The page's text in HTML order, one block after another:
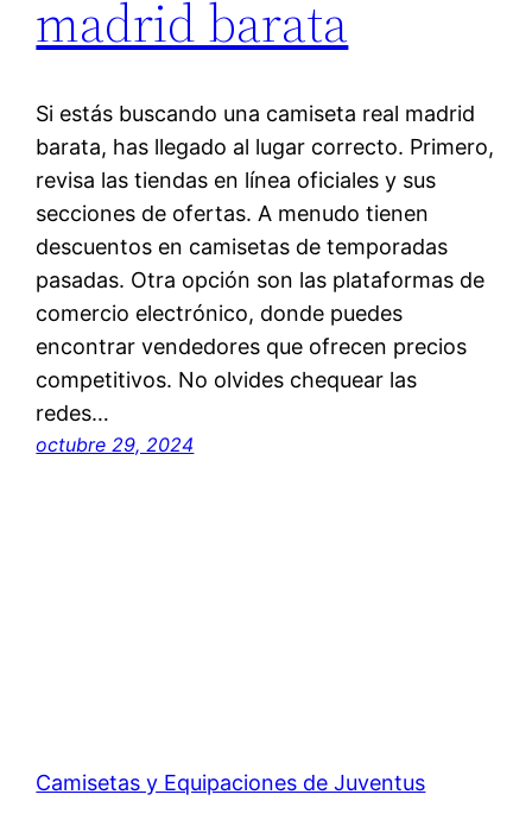
madrid barata
Si estás buscando una camiseta real madrid
barata, has llegado al lugar correcto. Primero,
revisa las tiendas en línea oficiales y sus
secciones de ofertas. A menudo tienen
descuentos en camisetas de temporadas
pasadas. Otra opción son las plataformas de
comercio electrónico, donde puedes
encontrar vendedores que ofrecen precios
competitivos. No olvides chequear las
redes…
octubre 29, 2024
Camisetas y Equipaciones de Juventus